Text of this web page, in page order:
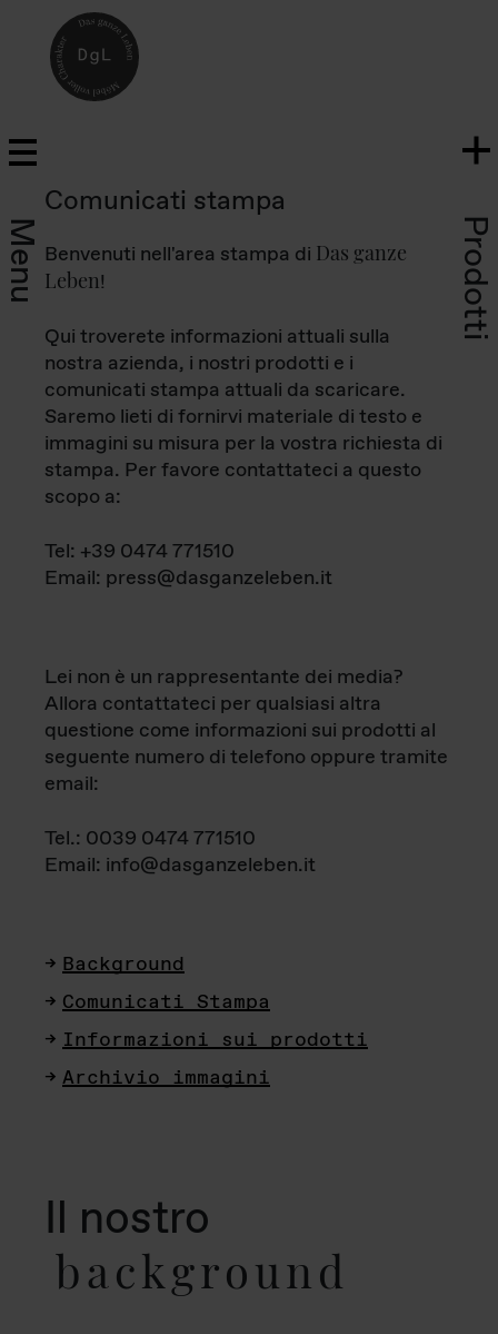
Menu Prodotti
Comunicati stampa
Benvenuti nell'area stampa di Das ganze
Leben!
Qui troverete informazioni attuali sulla
nostra azienda, i nostri prodotti e i
comunicati stampa attuali da scaricare.
Saremo lieti di fornirvi materiale di testo e
immagini su misura per la vostra richiesta di
stampa. Per favore contattateci a questo
scopo a:
Tel: +39 0474 771510
Email: press@dasganzeleben.it
Lei non è un rappresentante dei media?
Allora contattateci per qualsiasi altra
questione come informazioni sui prodotti al
seguente numero di telefono oppure tramite
email:
Tel.: 0039 0474 771510
Email: info@dasganzeleben.it
Background
Comunicati Stampa
Informazioni sui prodotti
Archivio immagini
Il nostro
background